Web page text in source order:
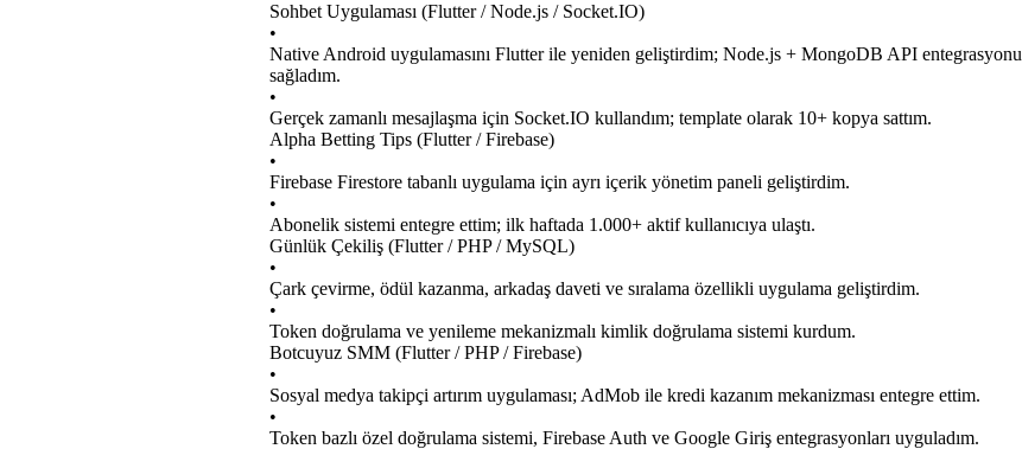
Sohbet Uygulaması (Flutter / Node.js / Socket.IO)
•
Native Android uygulamasını Flutter ile yeniden geliştirdim; Node.js + MongoDB API entegrasyonu
sağladım.
•
Gerçek zamanlı mesajlaşma için Socket.IO kullandım; template olarak 10+ kopya sattım.
Alpha Betting Tips (Flutter / Firebase)
•
Firebase Firestore tabanlı uygulama için ayrı içerik yönetim paneli geliştirdim.
•
Abonelik sistemi entegre ettim; ilk haftada 1.000+ aktif kullanıcıya ulaştı.
Günlük Çekiliş (Flutter / PHP / MySQL)
•
Çark çevirme, ödül kazanma, arkadaş daveti ve sıralama özellikli uygulama geliştirdim.
•
Token doğrulama ve yenileme mekanizmalı kimlik doğrulama sistemi kurdum.
Botcuyuz SMM (Flutter / PHP / Firebase)
•
Sosyal medya takipçi artırım uygulaması; AdMob ile kredi kazanım mekanizması entegre ettim.
•
Token bazlı özel doğrulama sistemi, Firebase Auth ve Google Giriş entegrasyonları uyguladım.